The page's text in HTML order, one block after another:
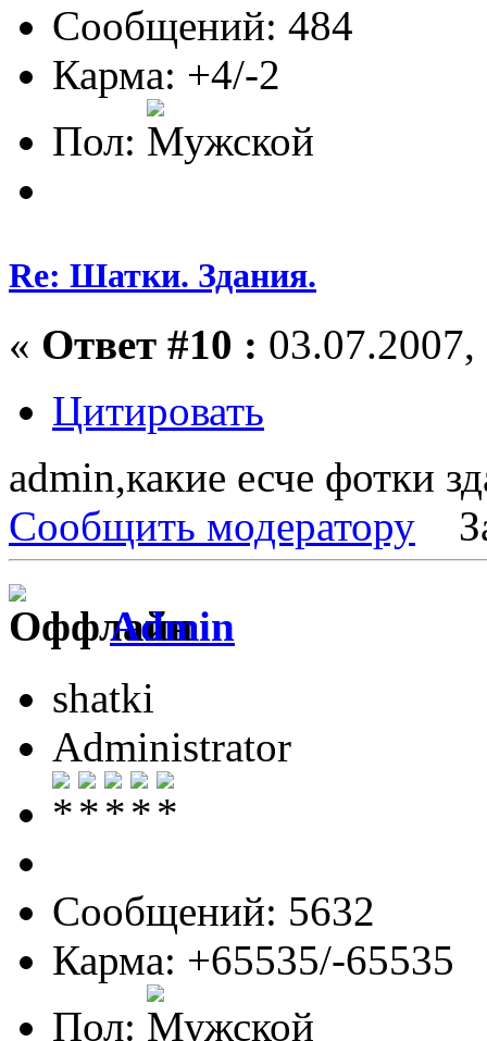
Сообщений: 484
Карма: +4/-2
Пол:
Re: Шатки. Здания.
« Ответ #10 :
Цитировать
admin,какие есче фотки
Сообщить модератору
Admin
shatki
Administrator
Сообщений: 5632
Карма: +65535/-65535
Пол: